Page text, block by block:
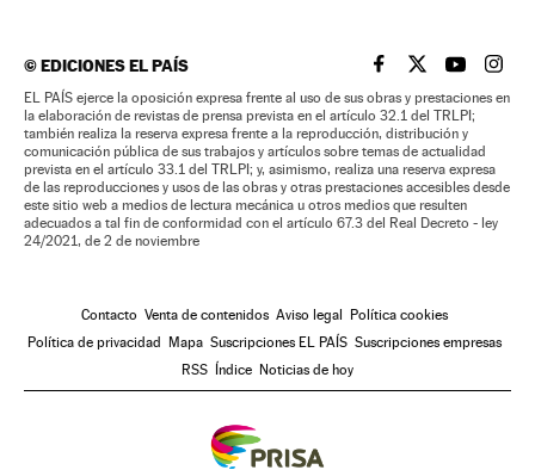
©EDICIONES EL PAÍS EL PAÍS BRASIL EN
EL PAÍSEL PAÍS
EL
EL PAÍS ejerce la oposición expresa frente al uso de sus obras y prestaciones en
la elaboración de revistas de prensa prevista en el artículo 32.1 del TRLPI;
también realiza la reserva expresa frente a la reproducción, distribución y
comunicación pública de sus trabajos y artículos sobre temas de actualidad
prevista en el artículo 33.1 del TRLPI; y, asimismo, realiza una reserva expresa
de las reproducciones y usos de las obras y otras prestaciones accesibles desde
este sitio web a medios de lectura mecánica u otros medios que resulten
adecuados a tal fin de conformidad con el artículo 67.3 del Real Decreto - ley
24/2021, de 2 de noviembre
Contacto Venta de contenidos Aviso legal
Política cookies
Política de privacidad
Mapa Suscripciones EL PAÍS Suscripciones empresas
RSS
Índice Noticias de hoy